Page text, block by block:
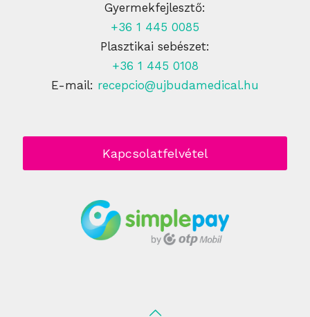
Gyermekfejlesztő:
+36 1 445 0085
Plasztikai sebészet:
+36 1 445 0108
E-mail: recepcio@ujbudamedical.hu
Kapcsolatfelvétel